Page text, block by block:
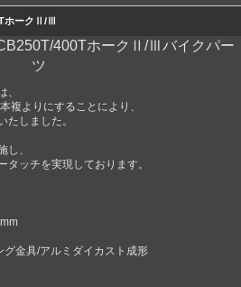
ホークⅡ/Ⅲ
、
複よりにすることにより、
たしました。
し、
タッチを実現しております。
金具/アルミダイカスト成形